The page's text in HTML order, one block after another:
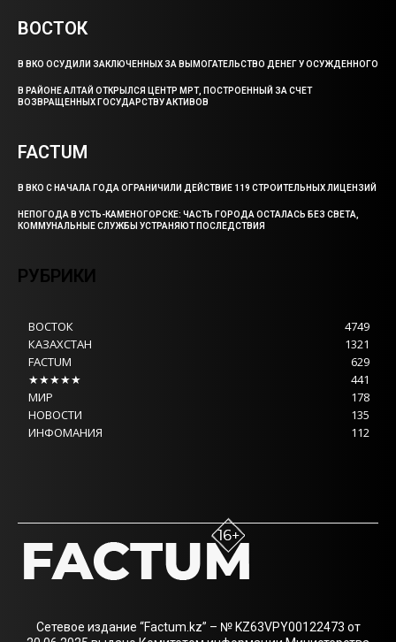
ВОСТОК
В ВКО ОСУДИЛИ ЗАКЛЮЧЕННЫХ ЗА ВЫМОГАТЕЛЬСТВО ДЕНЕГ У ОСУЖДЕННОГО
В РАЙОНЕ АЛТАЙ ОТКРЫЛСЯ ЦЕНТР МРТ, ПОСТРОЕННЫЙ ЗА СЧЕТ
ВОЗВРАЩЕННЫХ ГОСУДАРСТВУ АКТИВОВ
FACTUM
В ВКО С НАЧАЛА ГОДА ОГРАНИЧИЛИ ДЕЙСТВИЕ 119 СТРОИТЕЛЬНЫХ ЛИЦЕНЗИЙ
НЕПОГОДА В УСТЬ-КАМЕНОГОРСКЕ: ЧАСТЬ ГОРОДА ОСТАЛАСЬ БЕЗ СВЕТА,
КОММУНАЛЬНЫЕ СЛУЖБЫ УСТРАНЯЮТ ПОСЛЕДСТВИЯ
РУБРИКИ
ВОСТОК
4749
КАЗАХСТАН
1321
FACTUM
629
★★★★★
441
МИР
178
НОВОСТИ
135
ИНФОМАНИЯ
112
Сетевое издание “Factum.kz” – № KZ63VPY00122473 от